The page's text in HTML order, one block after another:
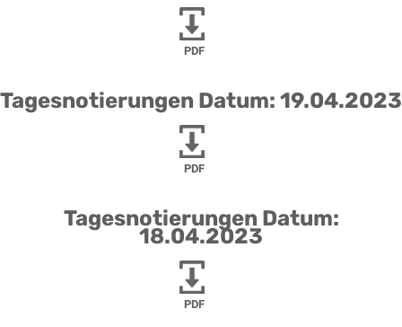
PDF
Tagesnotierungen Datum: 19.04.2023
PDF
Tagesnotierungen Datum:
18.04.2023
PDF